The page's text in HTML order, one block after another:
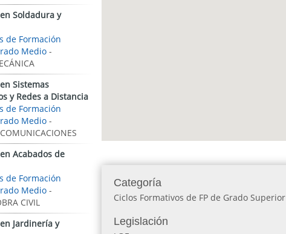
Categoría
Ciclos Formativos de FP de Grado Superior
Legislación
Soldadura y
de Formación
Medio -
Sistemas
y Redes a Distancia
de Formación
Medio -
Acabados de
de Formación
Medio -
CIVIL
Jardinería y